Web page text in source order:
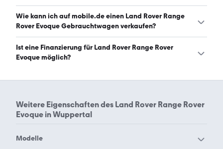
Den Land Rover Range Rover Evoque in Wuppertal gibt es
in folgenden Bauformen: SUV. (Stand: 7.8.2026)
Wie kann ich auf mobile.de einen Land Rover Range
Rover Evoque Gebrauchtwagen verkaufen?
Alle Informationen zum Verkauf an mobile.de-
Ankaufstationen oder per Inserat auf mobile.de gibt es
Ist eine Finanzierung für Land Rover Range Rover
Evoque möglich?
jeweiligen Angebotsseite berechnet werden.
Weitere Eigenschaften des Land Rover Range Rover
Evoque in Wuppertal
Modelle